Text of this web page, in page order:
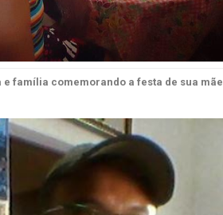
e família comemorando a festa de sua mãe